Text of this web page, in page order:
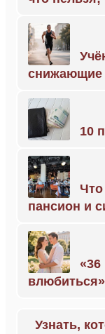
снижающие
10
пансион и
«36
Узнать,